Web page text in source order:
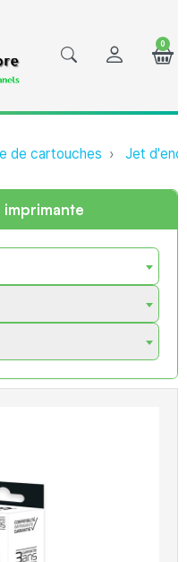
0
de cartouches Jet